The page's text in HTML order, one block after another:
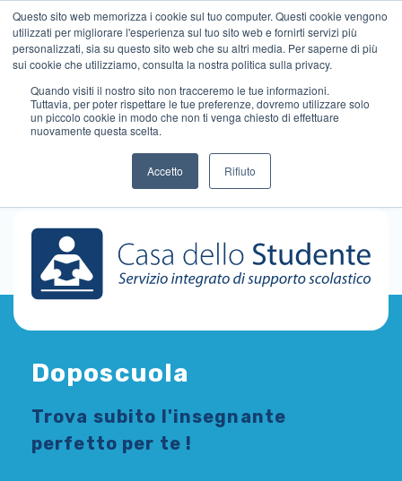
Questo sito web memorizza i cookie sul tuo computer. Questi cookie vengono
utilizzati per migliorare l'esperienza sul tuo sito web e fornirti servizi più
personalizzati, sia su questo sito web che su altri media. Per saperne di più
sui cookie che utilizziamo, consulta la nostra politica sulla privacy.
Quando visiti il ​​nostro sito non tracceremo le tue informazioni.
Tuttavia, per poter rispettare le tue preferenze, dovremo utilizzare solo
un piccolo cookie in modo che non ti venga chiesto di effettuare
nuovamente questa scelta.
Accetto Rifiuto
Doposcuola
Trova subito l'insegnante
perfetto per te !